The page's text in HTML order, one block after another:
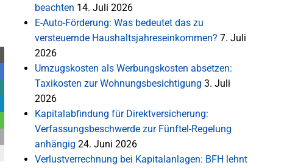
beachten 14. Juli 2026
E-Auto-Förderung: Was bedeutet das zu
versteuernde Haushaltsjahreseinkommen? 7. Juli
2026
Umzugskosten als Werbungskosten absetzen:
Taxikosten zur Wohnungsbesichtigung 3. Juli
2026
Kapitalabfindung für Direktversicherung:
Verfassungsbeschwerde zur Fünftel-Regelung
anhängig 24. Juni 2026
Verlustverrechnung bei Kapitalanlagen: BFH lehnt